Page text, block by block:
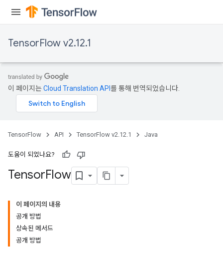
TensorFlow v2.12.1
이 페이지는Cloud Translation API 를 통해 번역되었습니다.
TensorFlow API TensorFlow v2.12.1 Java
도움이 되었나요?
TensorFlow
이 페이지의 내용
공개 방법
상속된 메서드
공개 방법